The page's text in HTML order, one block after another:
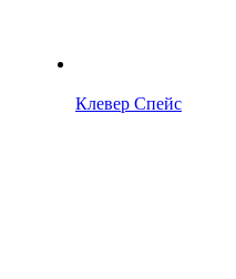
Клевер Спейс